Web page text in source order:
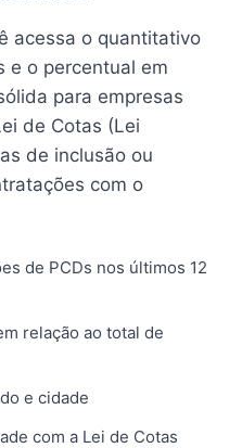
acessa o quantitativo
e o percentual em
para empresas
de Cotas (Lei
de inclusão ou
com o
de PCDs nos últimos 12
relação ao total de
e cidade
com a Lei de Cotas